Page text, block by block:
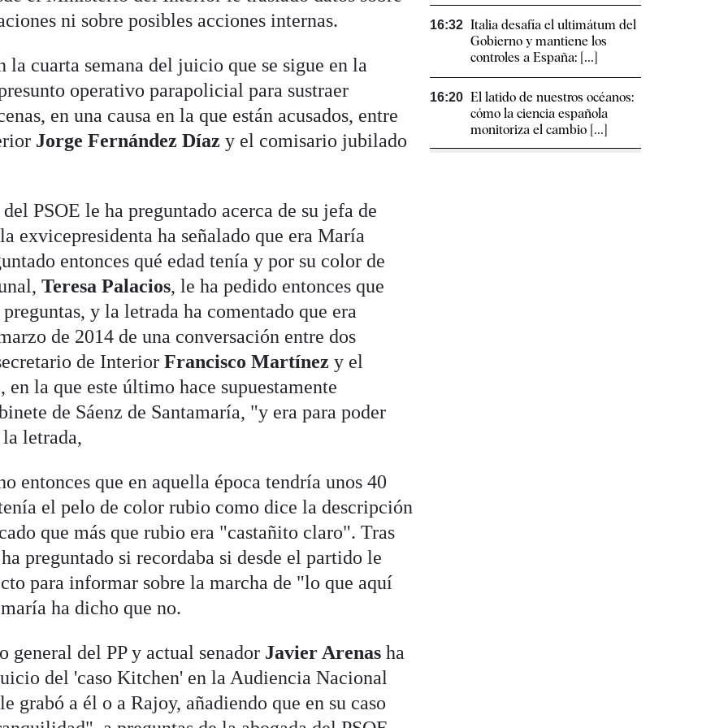
ni sobre posibles acciones internas.
la cuarta semana del juicio que se sigue en la
operativo parapolicial para sustraer
en una causa en la que están acusados, entre
Jorge Fernández Díaz y el comisario jubilado
PSOE le ha preguntado acerca de su jefa de
exvicepresidenta ha señalado que era María
entonces qué edad tenía y por su color de
Teresa Palacios, le ha pedido entonces que
y la letrada ha comentado que era
de 2014 de una conversación entre dos
de InteriorFrancisco Martínezy el
, en la que este último hace supuestamente
de Sáenz de Santamaría, "y era para poder
letrada,
entonces que en aquella época tendría unos 40
el pelo de color rubio como dice la descripción
que más que rubio era "castañito claro". Tras
preguntado si recordaba si desde el partido le
para informar sobre la marcha de "lo que aquí
ha dicho que no.
general del PP y actual senador Javier Arenasha
del 'caso Kitchen' en la Audiencia Nacional
grabó a él o a Rajoy, añadiendo que en su caso
16:32 Italia desafía el ultimátum del
Gobierno y mantiene los
controles a España: [...]
16:20 El latido de nuestros océanos:
cómo la ciencia española
monitoriza el cambio [...]